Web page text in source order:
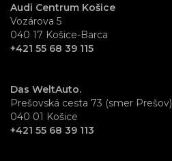
Audi Centrum Košice
Vozárova 5
040 17 Košice-Barca
+421 55 68 39 115
Das WeltAuto.
Prešovská cesta 73 (smer Prešov)
040 01 Košice
+421 55 68 39 113